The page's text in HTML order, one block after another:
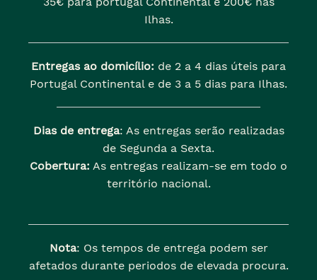
Ilhas.
Entregas ao domicílio: de 2 a 4 dias úteis para
Portugal Continental e de 3 a 5 dias para Ilhas.
Dias de entrega: As entregas serão realizadas
de Segunda a Sexta.
Cobertura: As entregas realizam-se em todo o
território nacional.
Nota: Os tempos de entrega podem ser
afetados durante periodos de elevada procura.